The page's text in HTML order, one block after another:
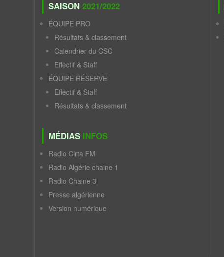
SAISON 2021/2022
ÉQUIPE PRO
Résultats & classement
Calendrier du CSC
Effectif & Staff
ÉQUIPE RÉSERVE
Effectif & Staff
Résultats & classement
MÉDIAS INFOS
Radio Cirta FM
Radio Algérie chaine 1
Radio Chaine 3
Presse algérienne
Version numérique